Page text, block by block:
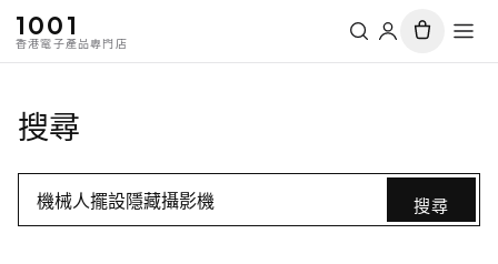
1001
香港電子產品專門店
搜尋
搜尋